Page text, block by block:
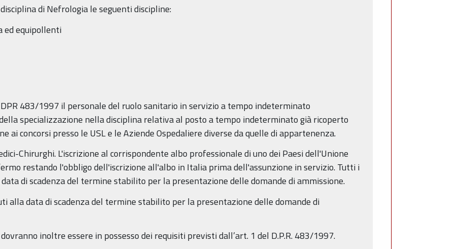
di Nefrologia le seguenti discipline:
ed equipollenti
483/1997 il personale del ruolo sanitario in servizio a tempo indeterminato
specializzazione nella disciplina relativa al posto a tempo indeterminato già ricoperto
ai concorsi presso le USL e le Aziende Ospedaliere diverse da quelle di appartenenza.
Chirurghi. L'iscrizione al corrispondente albo professionale di uno dei Paesi dell'Unione
restando l'obbligo dell'iscrizione all'albo in Italia prima dell'assunzione in servizio. Tutti i
di scadenza del termine stabilito per la presentazione delle domande di ammissione.
alla data di scadenza del termine stabilito per la presentazione delle domande di
inoltre essere in possesso dei requisiti previsti dall’art. 1 del D.P.R. 483/1997.